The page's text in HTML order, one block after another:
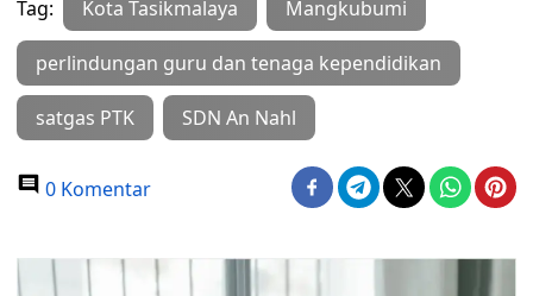
Tag: Kota Tasikmalaya Mangkubumi
perlindungan guru dan tenaga kependidikan
satgas PTK SDN An Nahl
0 Komentar